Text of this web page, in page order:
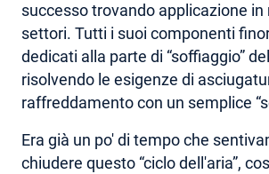
successo trovando applicazione
settori. Tutti i suoi componenti
dedicati alla parte di “soffiaggio”
risolvendo le esigenze di
raffreddamento con un semplice
Era già un po' di tempo che
chiudere questo “ciclo dell'aria”,